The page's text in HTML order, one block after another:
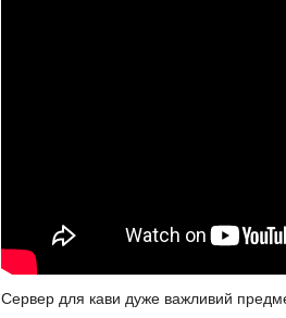
Сервер для кави дуже важливий